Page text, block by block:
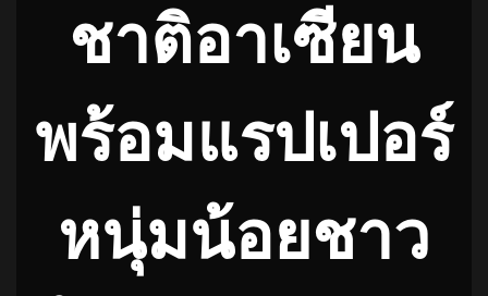
ชาติอาเซียน
พร้อมแรปเปอร์
หนุ่มน้อยชาว